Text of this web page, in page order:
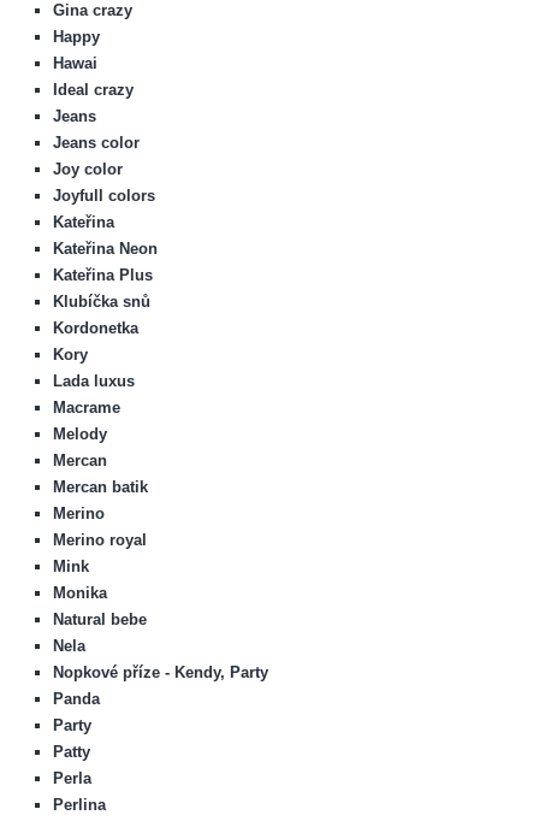
Gina crazy
Happy
Hawai
Ideal crazy
Jeans
Jeans color
Joy color
Joyfull colors
Kateřina
Kateřina Neon
Kateřina Plus
Klubíčka snů
Kordonetka
Kory
Lada luxus
Macrame
Melody
Mercan
Mercan batik
Merino
Merino royal
Mink
Monika
Natural bebe
Nela
Nopkové příze - Kendy, Party
Panda
Party
Patty
Perla
Perlina